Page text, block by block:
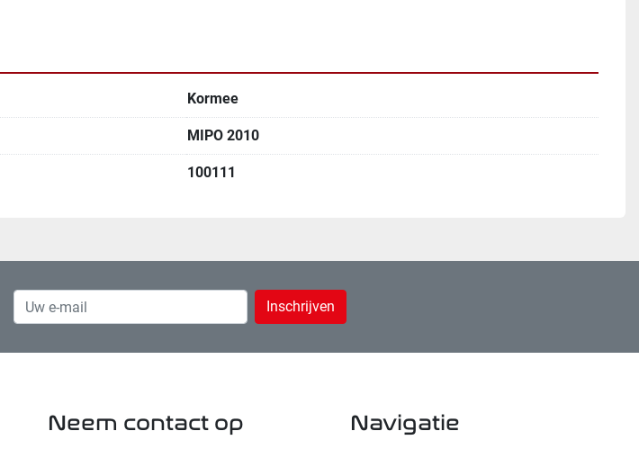
Kormee
MIPO 2010
100111
Inschrijven
Neem contact op navigatie